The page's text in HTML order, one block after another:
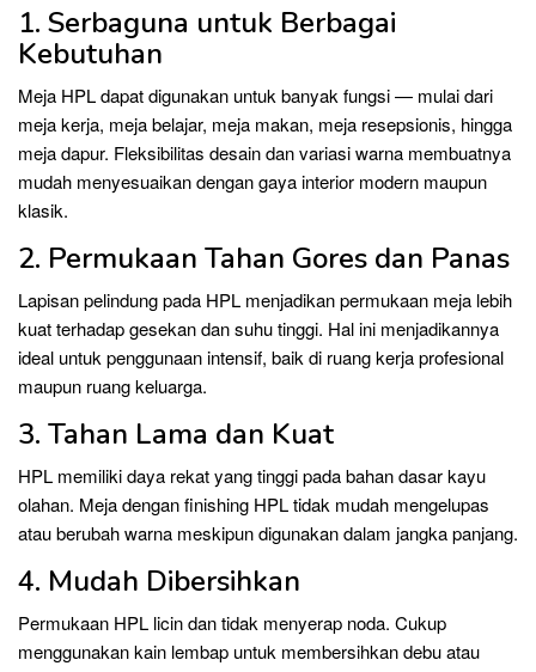
1. Serbaguna untuk Berbagai
Kebutuhan
Meja HPL dapat digunakan untuk banyak fungsi — mulai dari
meja kerja, meja belajar, meja makan, meja resepsionis, hingga
meja dapur. Fleksibilitas desain dan variasi warna membuatnya
mudah menyesuaikan dengan gaya interior modern maupun
klasik.
2. Permukaan Tahan Gores dan Panas
Lapisan pelindung pada HPL menjadikan permukaan meja lebih
kuat terhadap gesekan dan suhu tinggi. Hal ini menjadikannya
ideal untuk penggunaan intensif, baik di ruang kerja profesional
maupun ruang keluarga.
3. Tahan Lama dan Kuat
HPL memiliki daya rekat yang tinggi pada bahan dasar kayu
olahan. Meja dengan finishing HPL tidak mudah mengelupas
atau berubah warna meskipun digunakan dalam jangka panjang.
4. Mudah Dibersihkan
Permukaan HPL licin dan tidak menyerap noda. Cukup
menggunakan kain lembap untuk membersihkan debu atau